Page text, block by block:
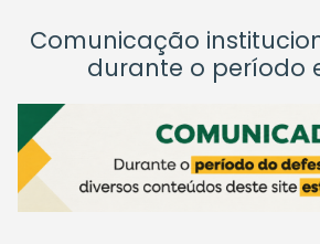
Comunicação
durante o período